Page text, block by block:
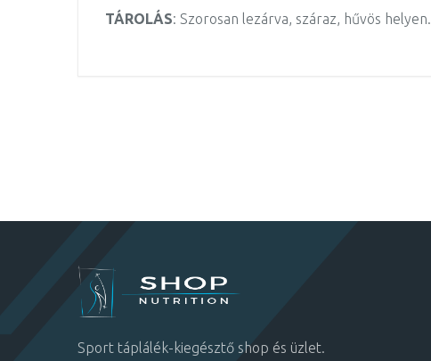
TÁROLÁS: Szorosan lezárva, száraz, hűvös helyen.
Sport táplálék-kiegésztő shop és üzlet.